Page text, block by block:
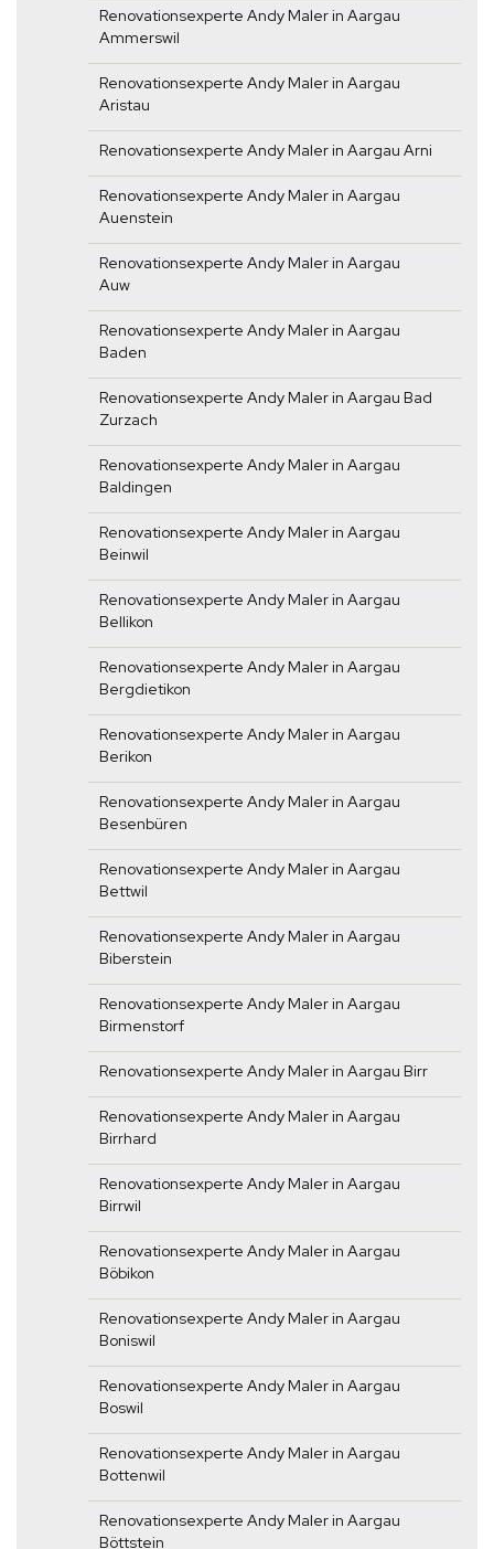
Renovationsexperte Andy Maler in Aargau
Ammerswil
Renovationsexperte Andy Maler in Aargau
Aristau
Renovationsexperte Andy Maler in Aargau Arni
Renovationsexperte Andy Maler in Aargau
Auenstein
Renovationsexperte Andy Maler in Aargau
Auw
Renovationsexperte Andy Maler in Aargau
Baden
Renovationsexperte Andy Maler in Aargau Bad
Zurzach
Renovationsexperte Andy Maler in Aargau
Baldingen
Renovationsexperte Andy Maler in Aargau
Beinwil
Renovationsexperte Andy Maler in Aargau
Bellikon
Renovationsexperte Andy Maler in Aargau
Bergdietikon
Renovationsexperte Andy Maler in Aargau
Berikon
Renovationsexperte Andy Maler in Aargau
Besenbüren
Renovationsexperte Andy Maler in Aargau
Bettwil
Renovationsexperte Andy Maler in Aargau
Biberstein
Renovationsexperte Andy Maler in Aargau
Birmenstorf
Renovationsexperte Andy Maler in Aargau Birr
Renovationsexperte Andy Maler in Aargau
Birrhard
Renovationsexperte Andy Maler in Aargau
Birrwil
Renovationsexperte Andy Maler in Aargau
Böbikon
Renovationsexperte Andy Maler in Aargau
Boniswil
Renovationsexperte Andy Maler in Aargau
Boswil
Renovationsexperte Andy Maler in Aargau
Bottenwil
Renovationsexperte Andy Maler in Aargau
Böttstein